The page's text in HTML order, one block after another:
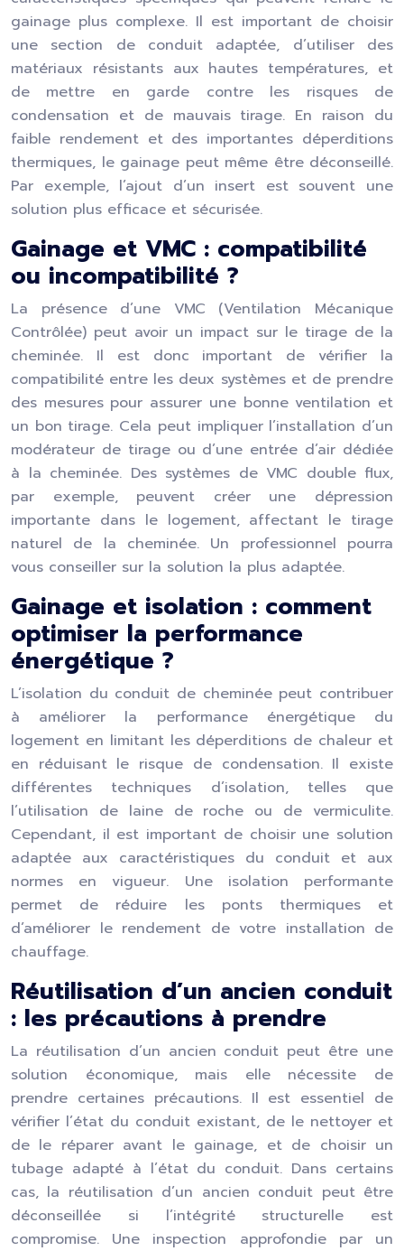
gainage plus complexe. Il est important de choisir
une section de conduit adaptée, d’utiliser des
matériaux résistants aux hautes températures, et
de mettre en garde contre les risques de
condensation et de mauvais tirage. En raison du
faible rendement et des importantes déperditions
thermiques, le gainage peut même être déconseillé.
Par exemple, l’ajout d’un insert est souvent une
solution plus efficace et sécurisée.
Gainage et VMC : compatibilité
ou incompatibilité ?
La présence d’une VMC (Ventilation Mécanique
Contrôlée) peut avoir un impact sur le tirage de la
cheminée. Il est donc important de vérifier la
compatibilité entre les deux systèmes et de prendre
des mesures pour assurer une bonne ventilation et
un bon tirage. Cela peut impliquer l’installation d’un
modérateur de tirage ou d’une entrée d’air dédiée
à la cheminée. Des systèmes de VMC double flux,
par exemple, peuvent créer une dépression
importante dans le logement, affectant le tirage
naturel de la cheminée. Un professionnel pourra
vous conseiller sur la solution la plus adaptée.
Gainage et isolation : comment
optimiser la performance
énergétique ?
L’isolation du conduit de cheminée peut contribuer
à améliorer la performance énergétique du
logement en limitant les déperditions de chaleur et
en réduisant le risque de condensation. Il existe
différentes techniques d’isolation, telles que
l’utilisation de laine de roche ou de vermiculite.
Cependant, il est important de choisir une solution
adaptée aux caractéristiques du conduit et aux
normes en vigueur. Une isolation performante
permet de réduire les ponts thermiques et
d’améliorer le rendement de votre installation de
chauffage.
Réutilisation d’un ancien conduit
: les précautions à prendre
La réutilisation d’un ancien conduit peut être une
solution économique, mais elle nécessite de
prendre certaines précautions. Il est essentiel de
vérifier l’état du conduit existant, de le nettoyer et
de le réparer avant le gainage, et de choisir un
tubage adapté à l’état du conduit. Dans certains
cas, la réutilisation d’un ancien conduit peut être
déconseillée si l’intégrité structurelle est
compromise. Une inspection approfondie par un